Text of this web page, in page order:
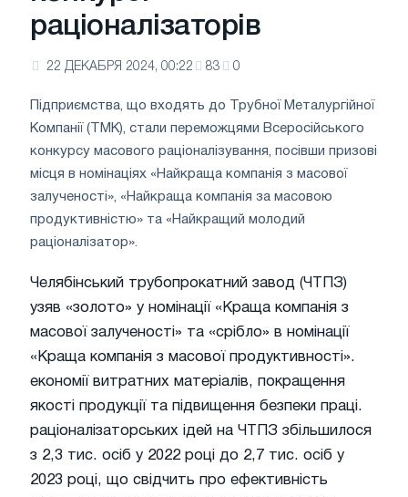
раціоналізаторів
22 ДЕКАБРЯ 2024, 00:22 83 0
Підприємства, що входять до Трубної Металургійної
Компанії (ТМК), стали переможцями Всеросійського
конкурсу масового раціоналізування, посівши призові
місця в номінаціях «Найкраща компанія з масової
залученості», «Найкраща компанія за масовою
продуктивністю» та «Найкращий молодий
раціоналізатор».
Челябінський трубопрокатний завод (ЧТПЗ)
узяв «золото» у номінації «Краща компанія з
масової залученості» та «срібло» в номінації
«Краща компанія з масової продуктивності».
економії витратних матеріалів, покращення
якості продукції та підвищення безпеки праці.
раціоналізаторських ідей на ЧТПЗ збільшилося
з 2,3 тис. осіб у 2022 році до 2,7 тис. осіб у
2023 році, що свідчить про ефективність